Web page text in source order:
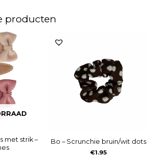
producten
met strik –
Bo – Scrunchie bruin/wit dots
€1.95